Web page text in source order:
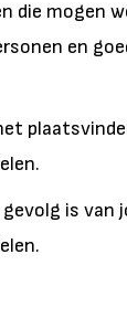
die mogen
en
is van